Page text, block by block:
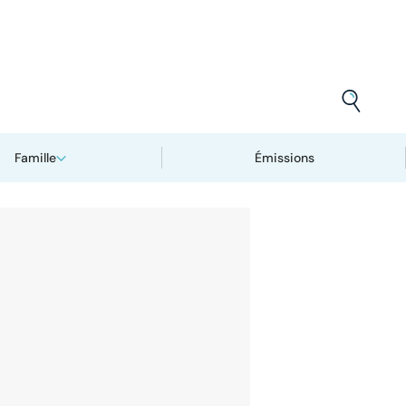
Famille Émissions